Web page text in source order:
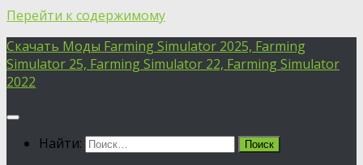
Перейти к содержимому
Скачать Моды Farming Simulator 2025, Farming
Simulator 25, Farming Simulator 22, Farming Simulator
2022
Найти: